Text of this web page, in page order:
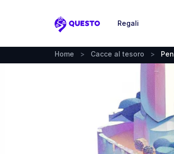
Questo
Regali
Home > Cacce al tesoro >